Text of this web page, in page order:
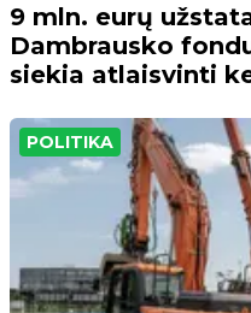
9 mln. eurų
Dambrausko
siekia atlaisvinti
POLITIKA